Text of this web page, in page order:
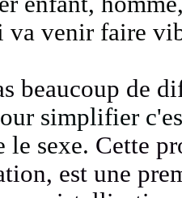
va venir faire
beaucoup de
simplifier
le sexe. Cette
est une